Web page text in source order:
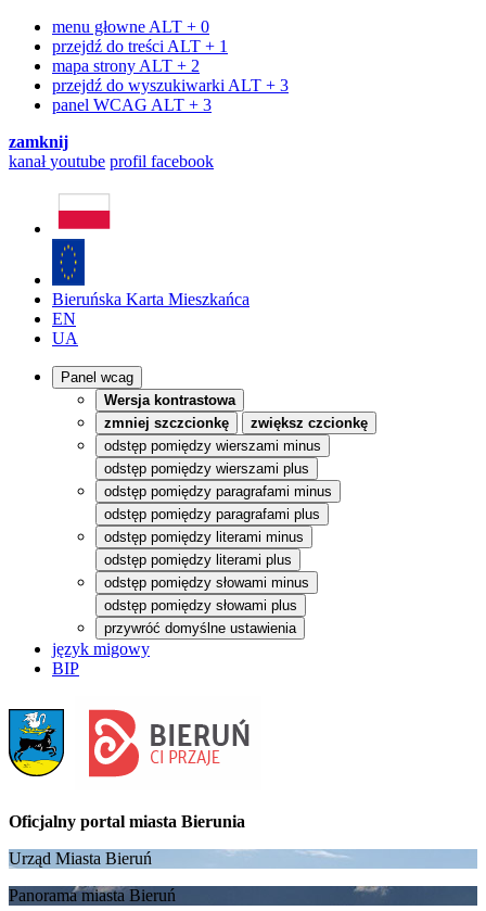
menu głowne ALT + 0
przejdź do treści ALT + 1
mapa strony ALT + 2
przejdź do wyszukiwarki ALT + 3
panel WCAG ALT + 3
zamknij
kanałyoutube profil facebook
Bieruńska Karta Mieszkańca
EN
UA
Panel wcag
Wersja kontrastowa
zmniej szczcionkę
zwiększ czcionkę
odstęp pomiędzy wierszami minus
odstęp pomiędzy wierszami plus
odstęp pomiędzy paragrafami minus
odstęp pomiędzy paragrafami plus
odstęp pomiędzy literami minus
odstęp pomiędzy literami plus
odstęp pomiędzy słowami minus
odstęp pomiędzy słowami plus
przywróć domyślne ustawienia
język migowy
BIP
Oficjalny portal miasta Bierunia
Urząd Miasta Bieruń
Panorama miasta Bieruń